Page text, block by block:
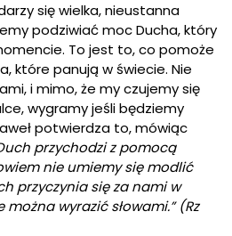
się wielka, nieustanna
podziwiać moc Ducha, który
To jest to, co pomoże
które panują w świecie. Nie
i mimo, że my czujemy się
wygramy jeśli będziemy
potwierdza to, mówiąc
przychodzi z pomocą
nie umiemy się modlić
przyczynia się za nami w
wyrazić słowami.” (Rz